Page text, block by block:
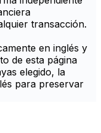
transacción.
en inglés y
de esta página
elegido, la
para preservar